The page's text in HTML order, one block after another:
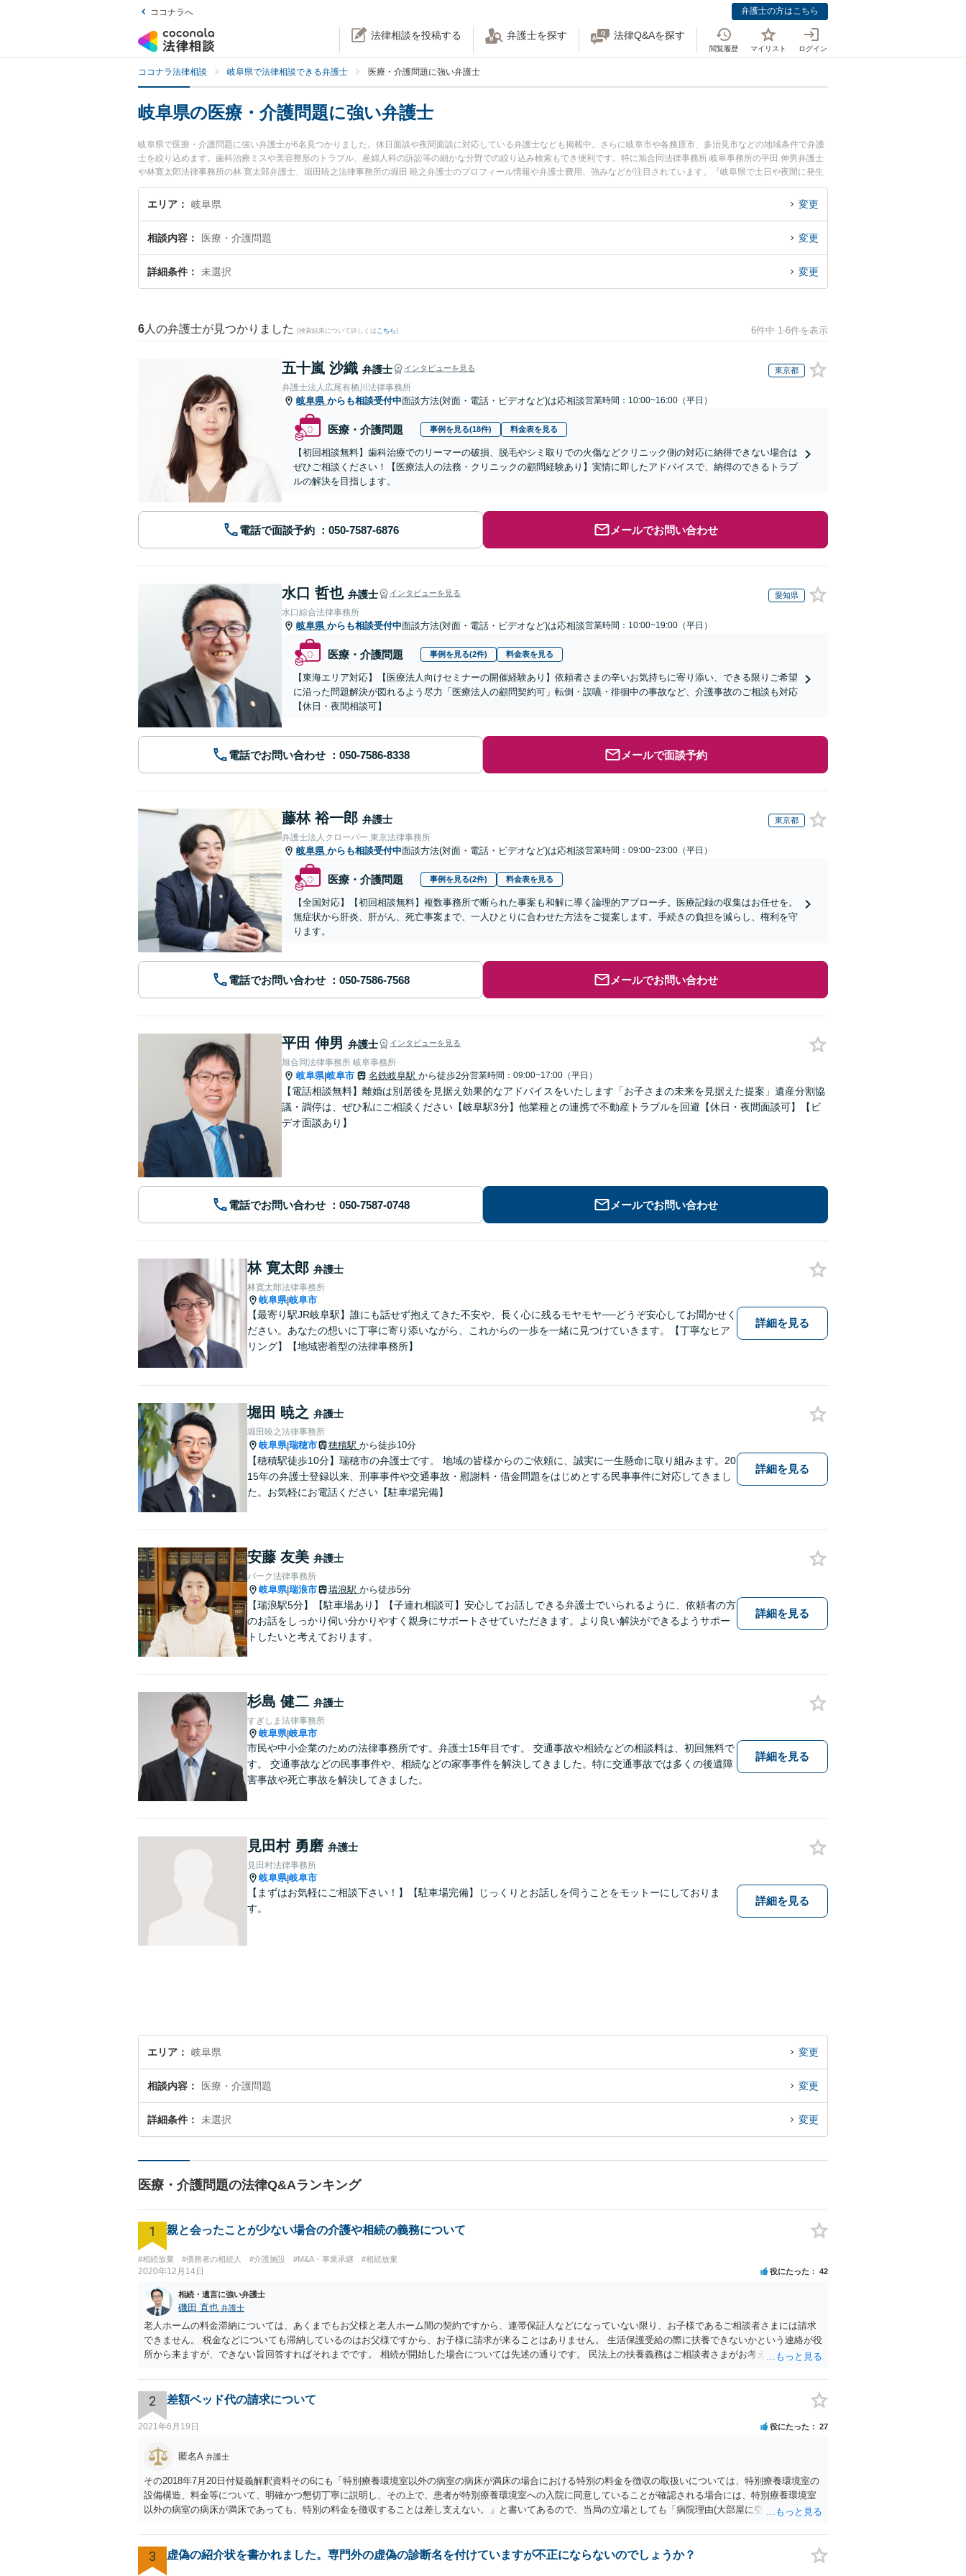
ココナラへ 弁護士の方はこちら
法律相談を投稿する 弁護士を探す 法律Q&Aを探す
閲覧履歴 マイリスト ログイン
ココナラ法律相談 岐阜県で法律相談できる弁護士 医療・介護問題に強い弁護士
岐阜県の医療・介護問題に強い弁護士
岐阜県で医療・介護問題に強い弁護士が6名見つかりました。休日面談や夜間面談に対応している弁護士なども掲載中。さらに岐阜市や各務原市、多治見市などの地域条件で弁護
士を絞り込めます。歯科治療ミスや美容整形のトラブル、産婦人科の訴訟等の細かな分野での絞り込み検索もでき便利です。特に旭合同法律事務所 岐阜事務所の平田 伸男弁護士
や林寛太郎法律事務所の林 寛太郎弁護士、堀田暁之法律事務所の堀田 暁之弁護士のプロフィール情報や弁護士費用、強みなどが注目されています。『岐阜県で土日や夜間に発生
した医療・介護問題のトラブルを今すぐに弁護士に相談したい』『医療・介護問題のトラブル解決の実績豊富な近くの弁護士を検索したい』『初回相談無料で医療・介護問題を法
律相談できる岐阜県内の弁護士に相談予約したい』などでお困りの相談者さんにおすすめです。
エリア 岐阜県 変更
相談内容 医療・介護問題 変更
詳細条件 未選択 変更
6 人の弁護士が見つかりました (検索結果について詳しくは こちら) 6件中 1-6件を表示
五十嵐 沙織 弁護士 インタビューを見る 東京都
弁護士法人広尾有栖川法律事務所
岐阜県 からも相談受付中面談方法(対面・電話・ビデオなど)は応相談営業時間：10:00~16:00（平日）
医療・介護問題 事例を見る(18件) 料金表を見る
【初回相談無料】歯科治療でのリーマーの破損、脱毛やシミ取りでの火傷などクリニック側の対応に納得できない場合は
ぜひご相談ください！【医療法人の法務・クリニックの顧問経験あり】実情に即したアドバイスで、納得のできるトラブ
ルの解決を目指します。
電話で面談予約 メールでお問い合わせ
水口 哲也 弁護士 インタビューを見る 愛知県
水口綜合法律事務所
岐阜県 からも相談受付中面談方法(対面・電話・ビデオなど)は応相談営業時間：10:00~19:00（平日）
医療・介護問題 事例を見る(2件) 料金表を見る
【東海エリア対応】【医療法人向けセミナーの開催経験あり】依頼者さまの辛いお気持ちに寄り添い、できる限りご希望
に沿った問題解決が図れるよう尽力「医療法人の顧問契約可」転倒・誤嚥・徘徊中の事故など、介護事故のご相談も対応
【休日・夜間相談可】
電話でお問い合わせ メールで面談予約
藤林 裕一郎 弁護士 東京都
弁護士法人クローバー 東京法律事務所
岐阜県 からも相談受付中面談方法(対面・電話・ビデオなど)は応相談営業時間：09:00~23:00（平日）
医療・介護問題 事例を見る(2件) 料金表を見る
【全国対応】【初回相談無料】複数事務所で断られた事案も和解に導く論理的アプローチ。医療記録の収集はお任せを。
無症状から肝炎、肝がん、死亡事案まで、一人ひとりに合わせた方法をご提案します。手続きの負担を減らし、権利を守
ります。
電話でお問い合わせ メールでお問い合わせ
平田 伸男 弁護士 インタビューを見る
旭合同法律事務所 岐阜事務所
岐阜県|岐阜市 名鉄岐阜駅 から徒歩2分営業時間：09:00~17:00（平日）
【電話相談無料】離婚は別居後を見据え効果的なアドバイスをいたします「お子さまの未来を見据えた提案」遺産分割協
議・調停は、ぜひ私にご相談ください【岐阜駅3分】他業種との連携で不動産トラブルを回避【休日・夜間面談可】【ビ
デオ面談あり】
電話でお問い合わせ メールでお問い合わせ
林 寛太郎 弁護士
林寛太郎法律事務所
岐阜県|岐阜市
【最寄り駅JR岐阜駅】誰にも話せず抱えてきた不安や、長く心に残るモヤモヤ──どうぞ安心してお聞かせく
ださい。あなたの想いに丁寧に寄り添いながら、これからの一歩を一緒に見つけていきます。【丁寧なヒア
リング】【地域密着型の法律事務所】
詳細を見る
堀田 暁之 弁護士
堀田暁之法律事務所
岐阜県|瑞穂市 穂積駅 から徒歩10分
【穂積駅徒歩10分】瑞穂市の弁護士です。 地域の皆様からのご依頼に、誠実に一生懸命に取り組みます。20
15年の弁護士登録以来、刑事事件や交通事故・慰謝料・借金問題をはじめとする民事事件に対応してきまし
た。お気軽にお電話ください【駐車場完備】
詳細を見る
安藤 友美 弁護士
パーク法律事務所
岐阜県|瑞浪市 瑞浪駅 から徒歩5分
【瑞浪駅5分】【駐車場あり】【子連れ相談可】安心してお話しできる弁護士でいられるように、依頼者の方
のお話をしっかり伺い分かりやすく親身にサポートさせていただきます。より良い解決ができるようサポー
トしたいと考えております。
詳細を見る
杉島 健二 弁護士
すぎしま法律事務所
岐阜県|岐阜市
市民や中小企業のための法律事務所です。弁護士15年目です。 交通事故や相続などの相談料は、初回無料で
す。 交通事故などの民事事件や、相続などの家事事件を解決してきました。特に交通事故では多くの後遺障
害事故や死亡事故を解決してきました。
詳細を見る
見田村 勇磨 弁護士
見田村法律事務所
岐阜県|岐阜市
【まずはお気軽にご相談下さい！】【駐車場完備】じっくりとお話しを伺うことをモットーにしておりま
す。
詳細を見る
エリア 岐阜県 変更
相談内容 医療・介護問題 変更
詳細条件 未選択 変更
医療・介護問題の法律Q&Aランキング
1 親と会ったことが少ない場合の介護や相続の義務について
#相続放棄 #債務者の相続人 #介護施設 #M&A・事業承継 #相続放棄
2020年12月14日 役にたった 42
相続・遺言に強い弁護士
磯田 直也 弁護士
老人ホームの料金滞納については、あくまでもお父様と老人ホーム間の契約ですから、連帯保証人などになっていない限り、お子様であるご相談者さまには請求
できません。 税金などについても滞納しているのはお父様ですから、お子様に請求が来ることはありません。 生活保護受給の際に扶養できないかという連絡が役
所から来ますが、できない旨回答すればそれまでです。 相続が開始した場合については先述の通りです。 民法上の扶養義務はご相談者さまがお考えのほど強いも
者や子に対する扶養義務に比べて弱いものです。 生まれてすぐ両親が離婚し、その後会っていなかったという事情も、扶養義務の順位を下げる一つの理由になり
ます。
2 差額ベッド代の請求について
2021年6月19日 役にたった 27
匿名A 弁護士
その2018年7月20日付疑義解釈資料その6にも「特別療養環境室以外の病室の病床が満床の場合における特別の料金を徴収の取扱いについては、特別療養環境室の
設備構造、料金等について、明確かつ懇切丁寧に説明し、その上で、患者が特別療養環境室への入院に同意していることが確認される場合には、特別療養環境室
以外の病室の病床が満床であっても、特別の料金を徴収することは差し支えない。」と書いてあるので、当局の立場としても「病院理由(大部屋に空きがない等)で
るよう言われた」という事例についても「不適切と思われる事例」と言及されているだけで「不適切である」と断定もされていないですし、違法であることも示
唆されていません。ですので、「同意しないのであれば他院を受診するように」という表現が不適切なだけで、たとえば言い方を変えて「緊急手術をおすすめし
ますが、当病院は現在大部屋が満床なので大部屋を希望される場合は本日の緊急手術には応じられません。１日当たり１万８７００円の個室であれば対応できま
3 虚偽の紹介状を書かれました。専門外の虚偽の診断名を付けていますが不正にならないのでしょうか？